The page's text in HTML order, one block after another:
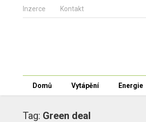
Inzerce Kontakt
Domů Vytápění Energie
Tag: Green deal